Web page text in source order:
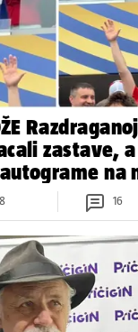
Razdraganoj
zastave,
na
8 16